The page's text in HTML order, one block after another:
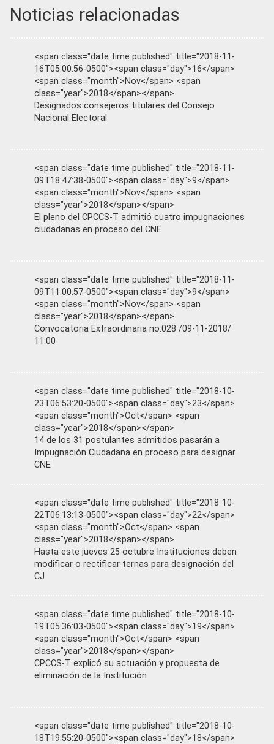
Noticias relacionadas
<span class="date time published" title="2018-11-
16T05:00:56-0500"><span class="day">16</span>
<span class="month">Nov</span> <span
class="year">2018</span></span>
Designados consejeros titulares del Consejo
Nacional Electoral
<span class="date time published" title="2018-11-
09T18:47:38-0500"><span class="day">9</span>
<span class="month">Nov</span> <span
class="year">2018</span></span>
El pleno del CPCCS-T admitió cuatro impugnaciones
ciudadanas en proceso del CNE
<span class="date time published" title="2018-11-
09T11:00:57-0500"><span class="day">9</span>
<span class="month">Nov</span> <span
class="year">2018</span></span>
Convocatoria Extraordinaria no.028 /09-11-2018/
11:00
<span class="date time published" title="2018-10-
23T06:53:20-0500"><span class="day">23</span>
<span class="month">Oct</span> <span
class="year">2018</span></span>
14 de los 31 postulantes admitidos pasarán a
Impugnación Ciudadana en proceso para designar
CNE
<span class="date time published" title="2018-10-
22T06:13:13-0500"><span class="day">22</span>
<span class="month">Oct</span> <span
class="year">2018</span></span>
Hasta este jueves 25 octubre Instituciones deben
modificar o rectificar ternas para designación del
CJ
<span class="date time published" title="2018-10-
19T05:36:03-0500"><span class="day">19</span>
<span class="month">Oct</span> <span
class="year">2018</span></span>
CPCCS-T explicó su actuación y propuesta de
eliminación de la Institución
<span class="date time published" title="2018-10-
18T19:55:20-0500"><span class="day">18</span>